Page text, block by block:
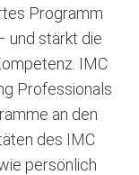
Programm
und stärkt die
IMC
Professionals
an den
des IMC
persönlich